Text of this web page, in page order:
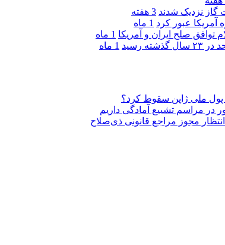
گاز نزدیک شدند 3 هفته
1 ماه
توافق صلح ایران و آمریکا 1 ماه
رسید
1 ماه
پول ملی ژاپن سقوط کرد؟
مراسم تشییع آمادگی داریم
انتظار مجوز مراجع قانونی ذی‌‏صلاح